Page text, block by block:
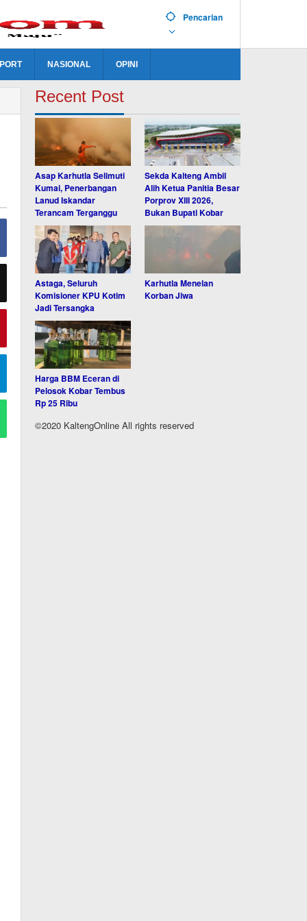
Pencarian
NASIONAL OPINI
Recent Post
Asap Karhutla Selimuti
Kumai, Penerbangan
Lanud Iskandar
Terancam Terganggu
Sekda Kalteng Ambil
Alih Ketua Panitia Besar
Porprov XIII 2026,
Bukan Bupati Kobar
Astaga, Seluruh
Komisioner KPU Kotim
Jadi Tersangka
Karhutla Menelan
Korban Jiwa
Harga BBM Eceran di
Pelosok Kobar Tembus
Rp 25 Ribu
©2020 KaltengOnline All rights reserved